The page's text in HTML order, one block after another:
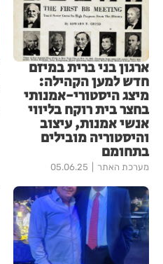
ארגון בני ברית במיזם
חדש למען הקהילה:
מיצג היסטורי-אמנותי
בחצר בית רוקח בליווי
אנשי אמנות, עיצוב
והיסטוריה מובילים
בתחומם
מערכת האתר 05.06.25